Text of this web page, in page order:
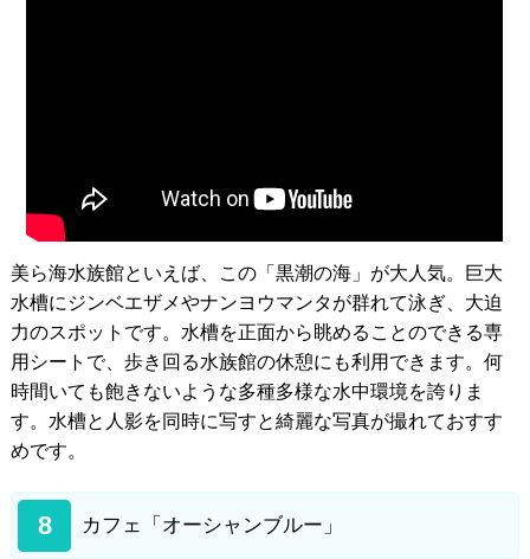
美ら海水族館といえば、この「黒潮の海」が大人気。巨大
水槽にジンベエザメやナンヨウマンタが群れて泳ぎ、大迫
力のスポットです。水槽を正面から眺めることのできる専
用シートで、歩き回る水族館の休憩にも利用できます。何
時間いても飽きないような多種多様な水中環境を誇りま
す。水槽と人影を同時に写すと綺麗な写真が撮れておすす
めです。
8 カフェ「オーシャンブルー」